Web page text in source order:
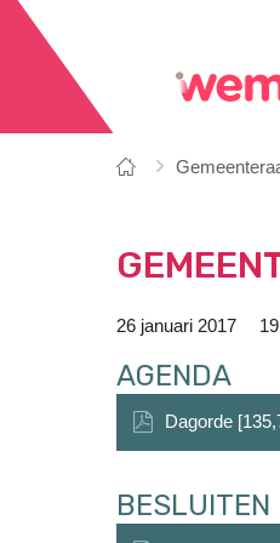
bent
Startpagina
26 januari 2017
AGENDA
Dagorde
BESLUITEN